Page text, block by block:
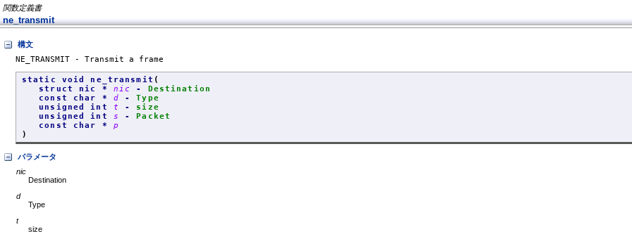
関数定義書
ne_transmit
構文
NE_TRANSMIT - Transmit a frame
static void ne_transmit (
struct nic * nic - Destination
const char * d -Type
unsigned int t - size
unsigned int s -Packet
const char * p
)
パラメータ
nic
Destination
d
Type
t
size